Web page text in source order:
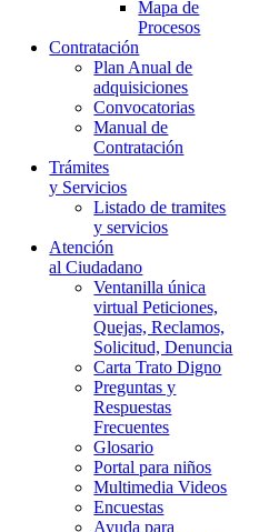
Mapa de
Procesos
Contratación
Plan Anual de
adquisiciones
Convocatorias
Manual de
Contratación
Trámites
y Servicios
Listado de tramites
y servicios
Atención
al Ciudadano
Ventanilla única
virtual Peticiones,
Quejas, Reclamos,
Solicitud, Denuncia
Carta Trato Digno
Preguntas y
Respuestas
Frecuentes
Glosario
Portal para niños
Multimedia Videos
Encuestas
Ayuda para